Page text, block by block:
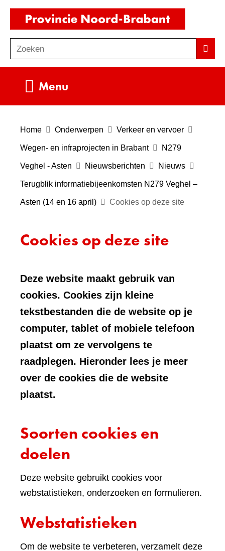
Ga
de
inhoud
o
e
Zoeken
Menu
Home Onderwerpen Verkeer en vervoer
Wegen- en infraprojecten in Brabant N279
Veghel - Asten Nieuwsberichten Nieuws
Terugblik informatiebijeenkomsten N279 Veghel –
Asten (14 en 16 april) Cookies op deze site
Cookies op deze site
Deze website maakt gebruik van
cookies. Cookies zijn kleine
tekstbestanden die de website op je
computer, tablet of mobiele telefoon
plaatst om ze vervolgens te
raadplegen. Hieronder lees je meer
over de cookies die de website
plaatst.
Soorten cookies en
doelen
Deze website gebruikt cookies voor
webstatistieken, onderzoeken en formulieren.
Webstatistieken
Om de website te verbeteren, verzamelt deze